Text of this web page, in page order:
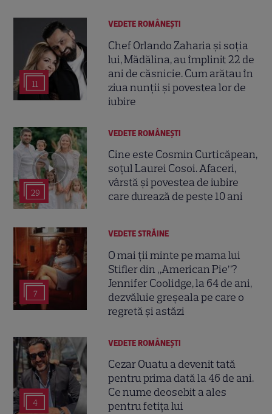
11
VEDETE ROMÂNEŞTI
Chef Orlando Zaharia și soția
lui, Mădălina, au împlinit 22 de
ani de căsnicie. Cum arătau în
ziua nunții și povestea lor de
iubire
29
VEDETE ROMÂNEŞTI
Cine este Cosmin Curticăpean,
soțul Laurei Cosoi. Afaceri,
vârstă și povestea de iubire
care durează de peste 10 ani
7
VEDETE STRĂINE
O mai ții minte pe mama lui
Stifler din „American Pie”?
Jennifer Coolidge, la 64 de ani,
dezvăluie greșeala pe care o
regretă și astăzi
4
VEDETE ROMÂNEŞTI
Cezar Ouatu a devenit tată
pentru prima dată la 46 de ani.
Ce nume deosebit a ales
pentru fetița lui